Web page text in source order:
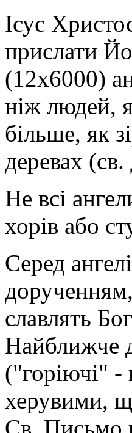
Ісус
прислати
(12x6000)
ніж людей,
більше, як
деревах
Не всі
хорів або
Серед
славлять
Найближче
("горіючі" -
херувими,
Св. Письмо